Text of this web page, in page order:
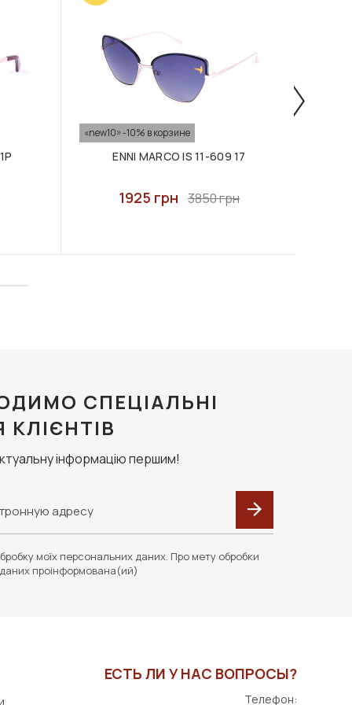
«new10» -10% в корзине
ENNI MARCO IS 11-609 17
1925 грн 3850 грн
СПЕЦІАЛЬНІ
КЛІЄНТІВ
інформацію першим!
моїх персональних даних. Про мету обробки
проінформована(ий)
ЕСТЬ ЛИ У НАС ВОПРОСЫ?
Телефон: